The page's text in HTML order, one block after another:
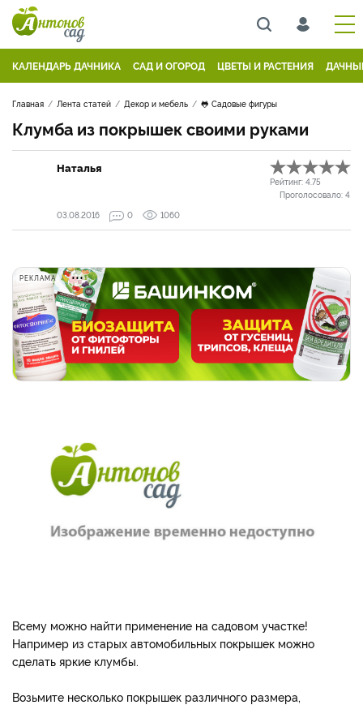
КАЛЕНДАРЬ ДАЧНИКА САД И ОГОРОД ЦВЕТЫ И РАСТЕНИЯ
Главная Лента статей Декор и мебель 🐸 Садовые фигуры
Клумба из покрышек своими руками
Наталья
Рейтинг: 4.75
Проголосовало: 4
03.08.2016
0 1060
РЕКЛАМА
Всему можно найти применение на садовом участке!
Например из старых автомобильных покрышек можно
сделать яркие клумбы.
Возьмите несколько покрышек различного размера,